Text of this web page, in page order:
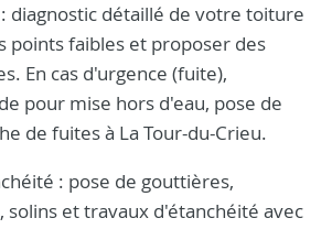
diagnostic détaillé de votre toiture
points faibles et proposer des
En cas d'urgence (fuite),
pour mise hors d'eau, pose de
de fuites à La Tour-du-Crieu.
: pose de gouttières,
solins et travaux d'étanchéité avec